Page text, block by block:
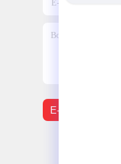
E-Mail